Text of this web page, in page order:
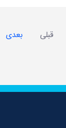
قبلی بعدی